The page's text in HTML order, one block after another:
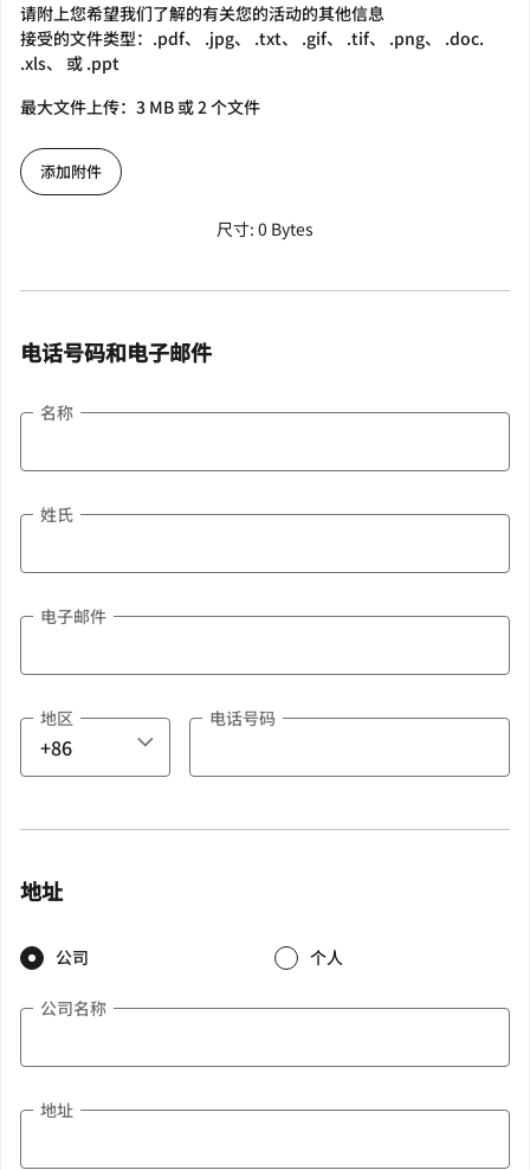
请附上您希望我们了解的有关您的活动的其他信息
接受的文件类型：.pdf、 .jpg、 .txt、 .gif、 .tif、 .png、 .doc.
.xls、 或 .ppt
最大文件上传：3 MB 或 2 个文件
添加附件
尺寸: 0 Bytes
电话号码和电子邮件
名称
姓氏
电子邮件
地区 电话号码
地址
公司 个人
公司名称
地址